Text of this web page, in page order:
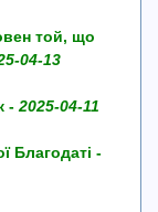
той, що
04-13
- 2025-04-11
Благодаті -